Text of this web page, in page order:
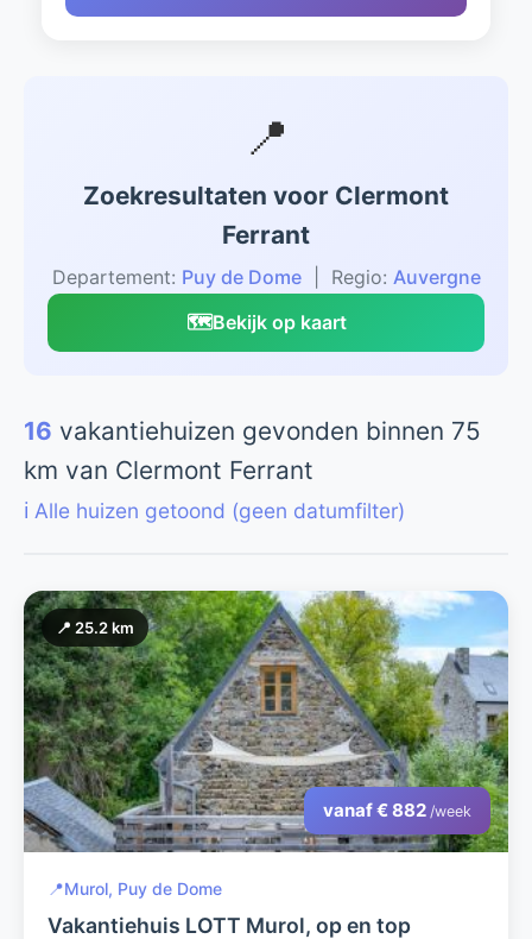
📍
Zoekresultaten voor Clermont
Ferrant
Departement: Puy de Dome| Regio: Auvergne
🗺️Bekijk op kaart
16 vakantiehuizen gevonden binnen 75
km van Clermont Ferrant
ℹ️ Alle huizen getoond (geen datumfilter)
📍 25.2 km
vanaf € 882 /week
📍Murol, Puy de Dome
Vakantiehuis LOTT Murol, op en top